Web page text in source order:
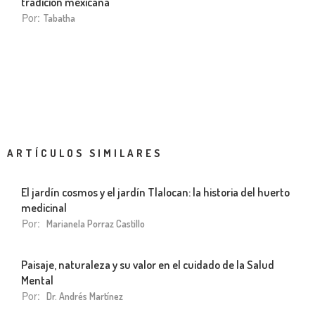
Por: Tabatha
ARTÍCULOS SIMILARES
El jardín cosmos y el jardín Tlalocan: la historia del huerto
medicinal
Por: Marianela Porraz Castillo
Paisaje, naturaleza y su valor en el cuidado de la Salud
Mental
Por: Dr. Andrés Martínez